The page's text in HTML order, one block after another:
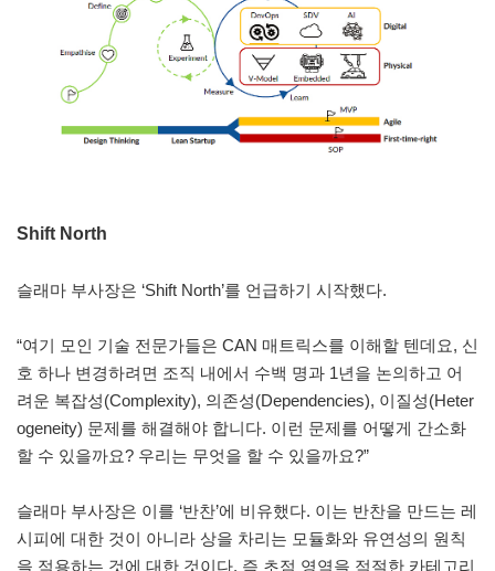
Shift North
슬래마 부사장은 ‘Shift North’를 언급하기 시작했다.
“여기 모인 기술 전문가들은 CAN 매트릭스를 이해할 텐데요, 신
호 하나 변경하려면 조직 내에서 수백 명과 1년을 논의하고 어
려운 복잡성(Complexity), 의존성(Dependencies), 이질성(Heter
ogeneity) 문제를 해결해야 합니다. 이런 문제를 어떻게 간소화
할 수 있을까요? 우리는 무엇을 할 수 있을까요?”
슬래마 부사장은 이를 ‘반찬’에 비유했다. 이는 반찬을 만드는 레
시피에 대한 것이 아니라 상을 차리는 모듈화와 유연성의 원칙
을 적용하는 것에 대한 것이다. 즉 초점 영역을 적절한 카테고리